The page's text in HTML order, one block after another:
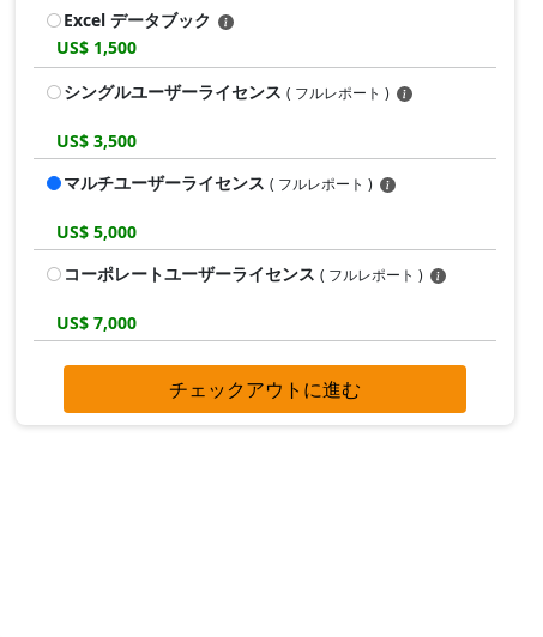
Excel データブック
US$ 1,500
シングルユーザーライセンス ( フルレポート )
US$ 3,500
マルチユーザーライセンス ( フルレポート )
US$ 5,000
コーポレートユーザーライセンス ( フルレポート )
US$ 7,000
チェックアウトに進む